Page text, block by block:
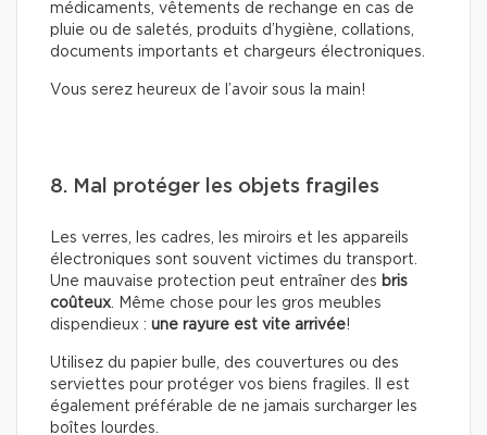
médicaments, vêtements de rechange en cas de
pluie ou de saletés, produits d’hygiène, collations,
documents importants et chargeurs électroniques.
Vous serez heureux de l’avoir sous la main!
8. Mal protéger les objets fragiles
Les verres, les cadres, les miroirs et les appareils
électroniques sont souvent victimes du transport.
Une mauvaise protection peut entraîner des bris
coûteux. Même chose pour les gros meubles
dispendieux : une rayure est vite arrivée!
Utilisez du papier bulle, des couvertures ou des
serviettes pour protéger vos biens fragiles. Il est
également préférable de ne jamais surcharger les
boîtes lourdes.